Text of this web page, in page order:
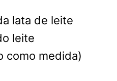
lata de leite
leite
como medida)